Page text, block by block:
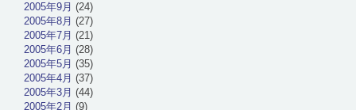
2005年9月 (24)
2005年8月 (27)
2005年7月 (21)
2005年6月 (28)
2005年5月 (35)
2005年4月 (37)
2005年3月 (44)
2005年2月 (9)